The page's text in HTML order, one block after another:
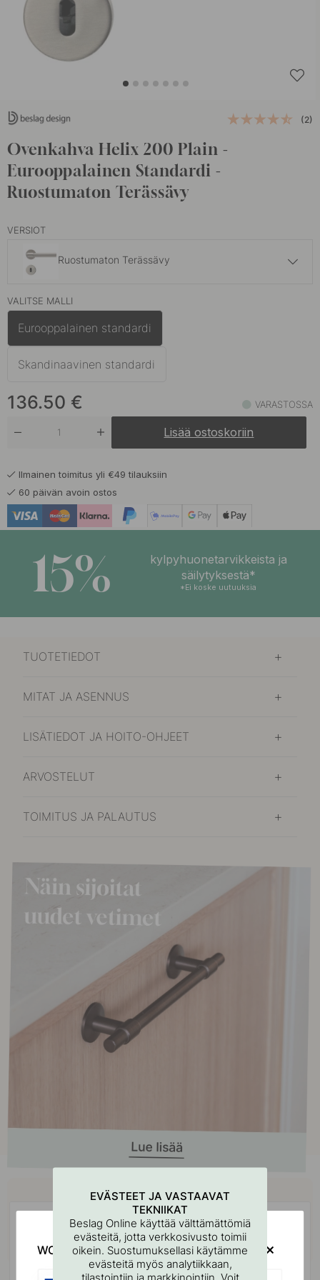
(2)
Ovenkahva Helix 200 Plain -
Eurooppalainen Standardi -
Ruostumaton Terässävy
VERSIOT
Ruostumaton Terässävy
Musta
Tumma Pronssi
VALITSE MALLI
Eurooppalainen standardi
Skandinaavinen standardi
136.50 € VARASTOSSA
Lisää ostoskoriin
Ilmainen toimitus yli €49 tilauksiin
60 päivän avoin ostos
15%
kylpyhuonetarvikkeista ja
säilytyksestä*
*Ei koske uutuuksia
TUOTETIEDOT
MITAT JA ASENNUS
LISÄTIEDOT JA HOITO-OHJEET
ARVOSTELUT
TOIMITUS JA PALAUTUS
Osta yhdessä
EVÄSTEET JA VASTAAVAT
TEKNIIKAT
Beslag Online käyttää välttämättömiä
evästeitä, jotta verkkosivusto toimii
oikein. Suostumuksellasi käytämme
evästeitä myös analytiikkaan,
tilastointiin ja markkinointiin. Voit
WOULD YOU RATHER VISIT?